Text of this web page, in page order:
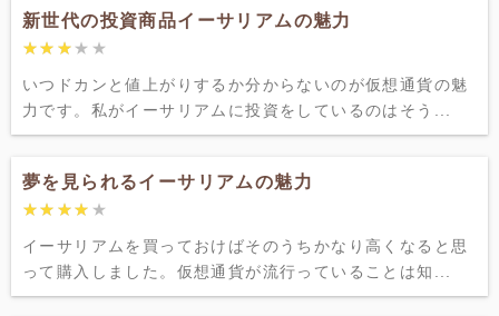
新世代の投資商品イーサリアムの魅力
★★★★★
★★★★★
いつドカンと値上がりするか分からないのが仮想通貨の魅
力です。私がイーサリアムに投資をしているのはそう...
夢を見られるイーサリアムの魅力
★★★★★
★★★★★
イーサリアムを買っておけばそのうちかなり高くなると思
って購入しました。仮想通貨が流行っていることは知...